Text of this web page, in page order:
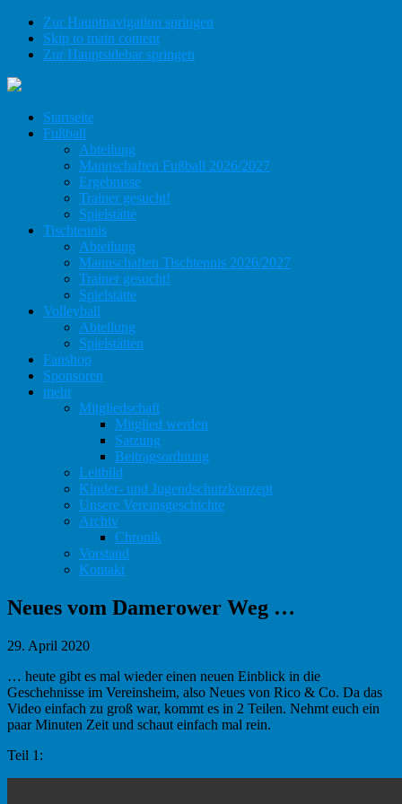
Zur Hauptnavigation springen
Skip to main content
Zur Hauptsidebar springen
Startseite
Fußball
Abteilung
Mannschaften Fußball 2026/2027
Ergebnisse
Trainer gesucht!
Spielstätte
Tischtennis
Abteilung
Mannschaften Tischtennis 2026/2027
Trainer gesucht!
Spielstätte
Volleyball
Abteilung
Spielstätten
Fanshop
Sponsoren
mehr
Mitgliedschaft
Mitglied werden
Satzung
Beitragsordnung
Leitbild
Kinder- und Jugendschutzkonzept
Unsere Vereinsgeschichte
Archiv
Chronik
Vorstand
Kontakt
Neues vom Damerower Weg …
29. April 2020
… heute gibt es mal wieder einen neuen Einblick in die
Geschehnisse im Vereinsheim, also Neues von Rico & Co. Da das
Video einfach zu groß war, kommt es in 2 Teilen. Nehmt euch ein
paar Minuten Zeit und schaut einfach mal rein.
Teil 1: